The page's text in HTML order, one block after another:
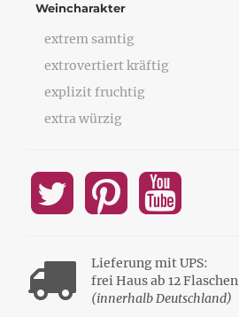
Weincharakter
extrem samtig
extrovertiert kräftig
explizit fruchtig
extra würzig
Lieferung mit UPS:
frei Haus ab 12 Flaschen
(innerhalb Deutschland)